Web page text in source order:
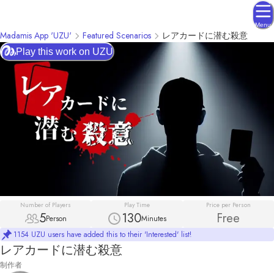
Menu
Madamis App 'UZU' Featured Scenarios レアカードに潜む殺意
Number of Players
5Person
Play Time
130Minutes
Price per Person
Free
1154 UZU users have added this to their 'Interested' list!
Play this work on UZU
レアカードに潜む殺意
制作者